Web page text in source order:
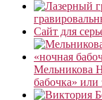
Сайт для
Мельникова
бабочка» или